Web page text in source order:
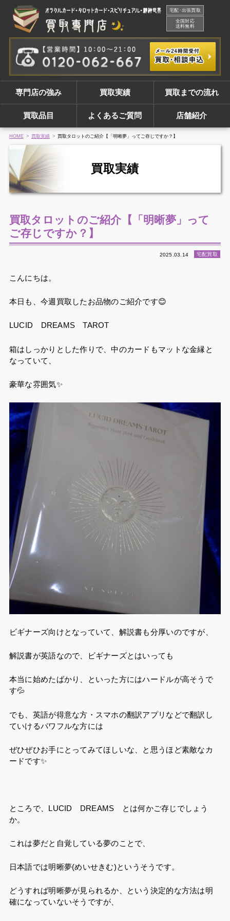
宅配･出張買取
全国対応
送料無料
専門店の強み 買取実績 買取までの流れ
買取品目 よくあるご質問 店舗紹介
HOME 買取実績 買取タロットのご紹介【「明晰夢」ってご存じですか？】
買取実績
買取タロットのご紹介【「明晰夢」って
ご存じですか？】
2025.03.14 宅配買取
こんにちは。
本日も、今週買取したお品物のご紹介です😊
LUCID DREAMS TAROT
箱はしっかりとした作りで、中のカードもマットな金縁と
なっていて、
豪華な雰囲気✨
ビギナーズ向けとなっていて、解説書も分厚いのですが、
解説書が英語なので、ビギナーズとはいっても
本当に始めたばかり、といった方にはハードルが高そうで
す💦
でも、英語が得意な方・スマホの翻訳アプリなどで翻訳し
ていけるパワフルな方には
ぜひぜひお手にとってみてほしいな、と思うほど素敵なカ
ードです✨
ところで、LUCID DREAMS とは何かご存じでしょう
か。
これは夢だと自覚している夢のことで、
日本語では明晰夢(めいせきむ)というそうです。
どうすれば明晰夢が見られるか、という決定的な方法は明
確になっていないそうですが、